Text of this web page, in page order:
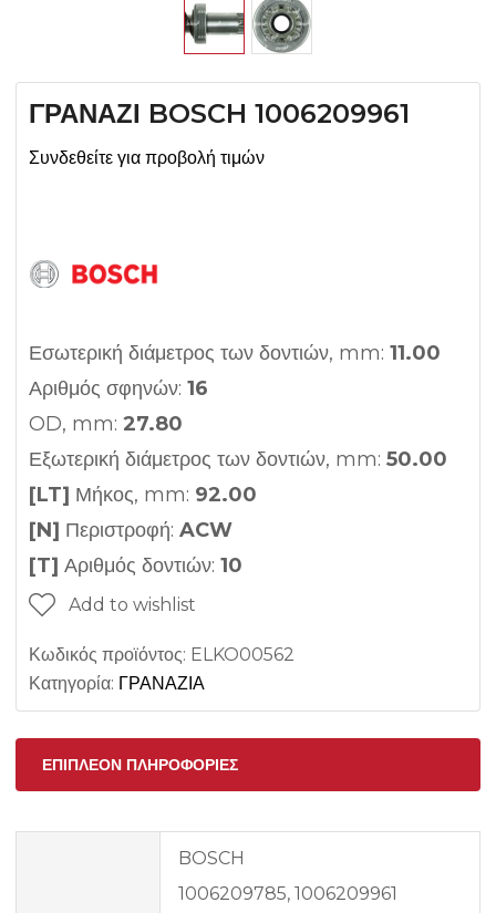
ΓΡΑΝΑΖΙ BOSCH 1006209961
Συνδεθείτε για προβολή τιμών
Εσωτερική διάμετρος των δοντιών, mm: 11.00
Αριθμός σφηνών: 16
OD, mm: 27.80
Εξωτερική διάμετρος των δοντιών, mm: 50.00
[LT] Μήκος, mm: 92.00
[N] Περιστροφή: ACW
[T] Αριθμός δοντιών: 10
Add to wishlist
Κωδικός προϊόντος: ELKO00562
Κατηγορία: ΓΡΑΝΑΖΙΑ
ΕΠΙΠΛΈΟΝ ΠΛΗΡΟΦΟΡΊΕΣ
BOSCH
1006209785, 1006209961